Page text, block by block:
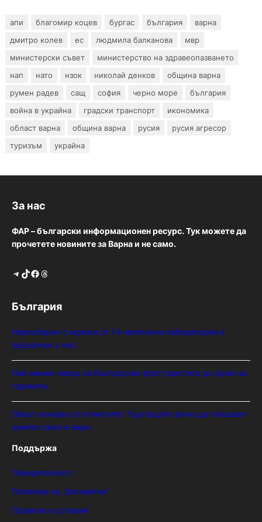
апи благомир коцев бургас българия
варна
дмитро колев
ес людмила балканова
мвр
министерски съвет
министерство на здравеопазването
нап
нато нзок николай денков
община варна
румен радев
сащ софия черно море
българия
война в украйна
градски транспорт
икономика
област варна
община варна русия
русия агресор
туризъм
украйна
За нас
ФАР – български информационен ресурс. Тук можете да
прочетете новините за Варна и не само.
Telegram TikTok Facebook Threads
България
Наркобарон с мрежа от 14 нелегални лаборатории е
задържан у нас.
Нов минен ловец за българския флот пристига до края на
годината
Левът изчезва от етикетите: Търговците вече ще показват
цените само в евро
Поддържа
Поверителност
Политика за „бисквитки“
Правила и условия